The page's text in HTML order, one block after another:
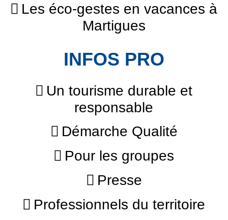
Les éco-gestes en vacances à
Martigues
INFOS PRO
Un tourisme durable et
responsable
Démarche Qualité
Pour les groupes
Presse
Professionnels du territoire